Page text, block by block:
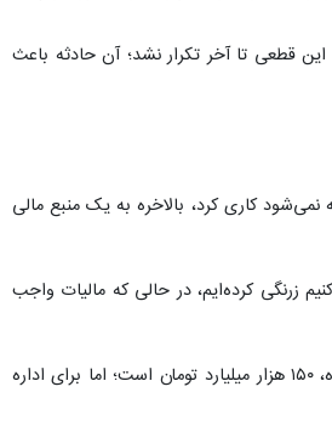
بمباران‌های شدید قطع شد ولی این قطعی تا آخر تکرار نشد؛ آن حادثه باعث
کاری کرد، بالاخره به یک منبع مالی
زرنگی کرده‌ایم، در حالی که مالیات واجب
رییس جمهوری با طرح این سوال که دولت تا چه میزان می‌تواند مالیات بگیرد، ادامه داد: بالاترین درآمد مالیاتی که برای سال آینده پیش بینی شده، ۱۵۰ هزار میلیارد تومان است؛ اما برای اداره